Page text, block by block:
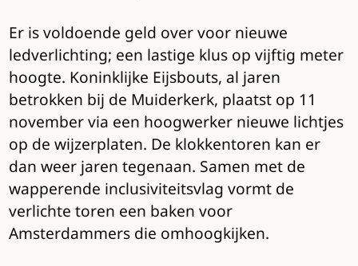
Er is voldoende geld over voor nieuwe
ledverlichting; een lastige klus op vijftig meter
hoogte. Koninklijke Eijsbouts, al jaren
betrokken bij de Muiderkerk, plaatst op 11
november via een hoogwerker nieuwe lichtjes
op de wijzerplaten. De klokkentoren kan er
dan weer jaren tegenaan. Samen met de
wapperende inclusiviteitsvlag vormt de
verlichte toren een baken voor
Amsterdammers die omhoogkijken.